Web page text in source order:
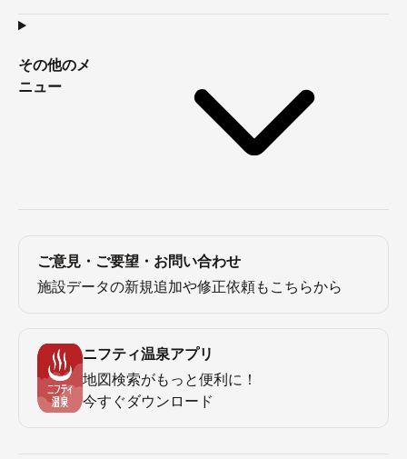
その他のメ
ニュー
ご意見・ご要望・お問い合わせ
施設データの新規追加や修正依頼もこちらから
ニフティ温泉アプリ
地図検索がもっと便利に！
今すぐダウンロード